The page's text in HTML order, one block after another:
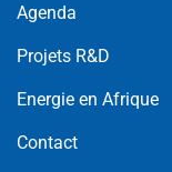
Agenda
Projets R&D
Energie en Afrique
Contact